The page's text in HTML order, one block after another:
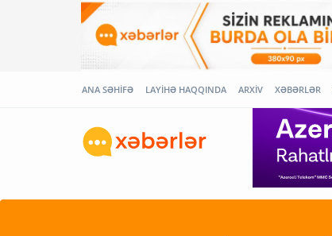
ANA SƏHİFƏ LAYİHƏ HAQQINDA ARXİV XƏBƏRLƏR